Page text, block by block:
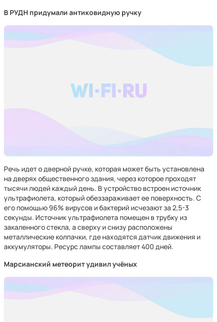
В РУДН придумали антиковидную ручку
Речь идет о дверной ручке, которая может быть установлена
на дверях общественного здания, через которое проходят
тысячи людей каждый день. В устройство встроен источник
ультрафиолета, который обеззараживает ее поверхность. С
его помощью 96% вирусов и бактерий исчезают за 2,5-3
секунды. Источник ультрафиолета помещен в трубку из
закаленного стекла, а сверху и снизу расположены
металлические колпачки, где находятся датчик движения и
аккумуляторы. Ресурс лампы составляет 400 дней.
Марсианский метеорит удивил учёных